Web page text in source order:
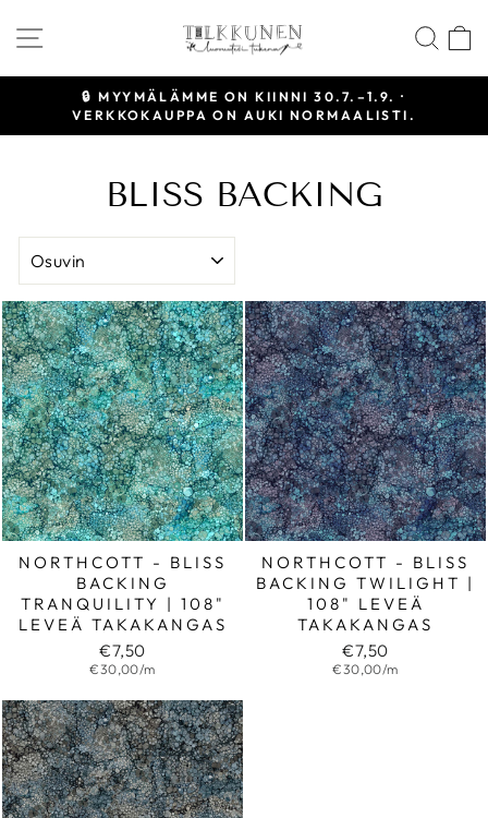
sisältöönSIVUSTON NAVIGOINTI HAE
Keskeytä
🔒 MYYMÄLÄMME ON KIINNI 30.7.–1.9. ·
VERKKOKAUPPA ON AUKI NORMAALISTI.
BLISS BACKING
NORTHCOTT - BLISS
BACKING
TRANQUILITY | 108"
LEVEÄ TAKAKANGAS
€7,50
€30,00/m
NORTHCOTT - BLISS
BACKING TWILIGHT |
108" LEVEÄ
TAKAKANGAS
€7,50
€30,00/m